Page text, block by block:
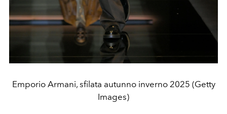
Emporio Armani, sfilata autunno inverno 2025 (Getty
Images)